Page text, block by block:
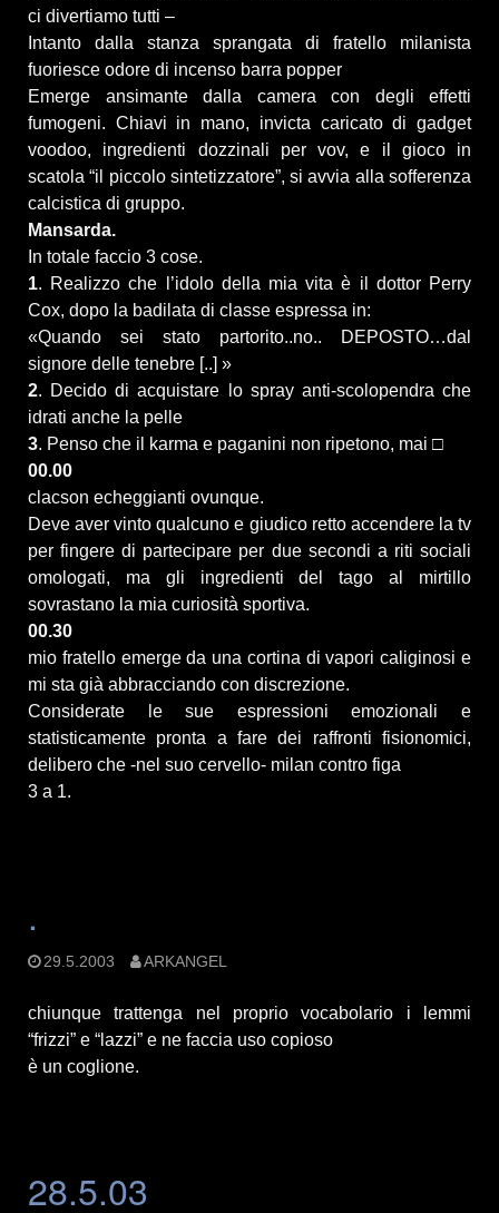
ci divertiamo tutti –
Intanto dalla stanza sprangata di fratello milanista
fuoriesce odore di incenso barra popper
Emerge ansimante dalla camera con degli effetti
fumogeni. Chiavi in mano, invicta caricato di gadget
voodoo, ingredienti dozzinali per vov, e il gioco in
scatola “il piccolo sintetizzatore”, si avvia alla sofferenza
calcistica di gruppo.
Mansarda.
In totale faccio 3 cose.
1. Realizzo che l’idolo della mia vita è il dottor Perry
Cox, dopo la badilata di classe espressa in:
«Quando sei stato partorito..no.. DEPOSTO…dal
signore delle tenebre [..] »
2. Decido di acquistare lo spray anti-scolopendra che
idrati anche la pelle
3. Penso che il karma e paganini non ripetono, mai □
00.00
clacson echeggianti ovunque.
Deve aver vinto qualcuno e giudico retto accendere la tv
per fingere di partecipare per due secondi a riti sociali
omologati, ma gli ingredienti del tago al mirtillo
sovrastano la mia curiosità sportiva.
00.30
mio fratello emerge da una cortina di vapori caliginosi e
mi sta già abbracciando con discrezione.
Considerate le sue espressioni emozionali e
statisticamente pronta a fare dei raffronti fisionomici,
delibero che -nel suo cervello- milan contro figa
3 a 1.
.
29.5.2003 ARKANGEL
chiunque trattenga nel proprio vocabolario i lemmi
“frizzi” e “lazzi” e ne faccia uso copioso
è un coglione.
28.5.03